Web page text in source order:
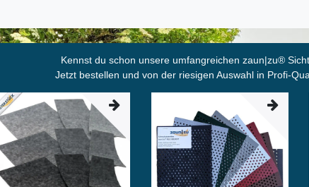
Kennst du schon unsere umfangreichen zaun|zu®
Jetzt bestellen und von der riesigen Auswahl in Profi-